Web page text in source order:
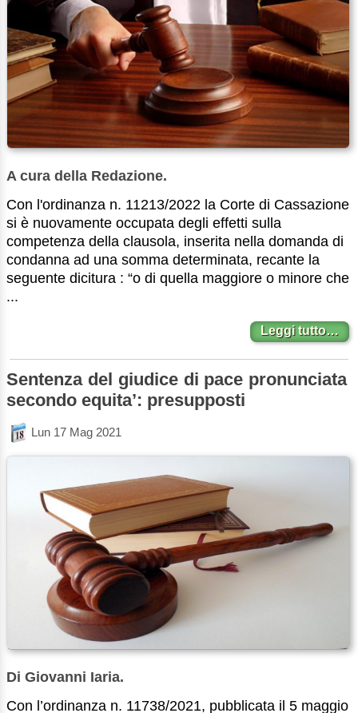
A cura della Redazione.
Con l'ordinanza n. 11213/2022 la Corte di Cassazione
si è nuovamente occupata degli effetti sulla
competenza della clausola, inserita nella domanda di
condanna ad una somma determinata, recante la
seguente dicitura : “o di quella maggiore o minore che
...
Leggi tutto…
Sentenza del giudice di pace pronunciata
secondo equita’: presupposti
Lun 17 Mag 2021
Di Giovanni Iaria.
Con l’ordinanza n. 11738/2021, pubblicata il 5 maggio